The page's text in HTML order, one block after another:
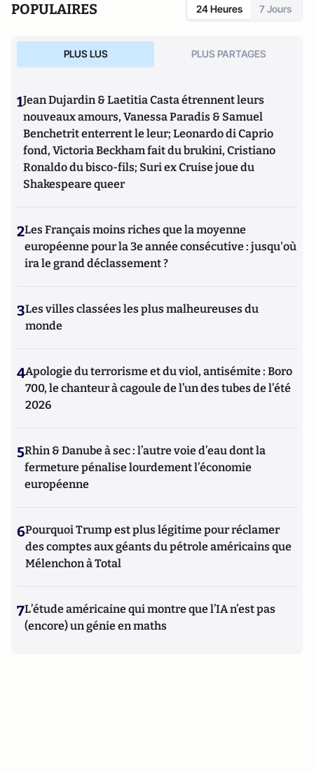
POPULAIRES 24 Heures 7 Jours
PLUS LUS PLUS PARTAGES
1Jean Dujardin & Laetitia Casta étrennent leurs
nouveaux amours, Vanessa Paradis & Samuel
Benchetrit enterrent le leur; Leonardo di Caprio
fond, Victoria Beckham fait du brukini, Cristiano
Ronaldo du bisco-fils; Suri ex Cruise joue du
Shakespeare queer
2Les Français moins riches que la moyenne
européenne pour la 3e année consécutive : jusqu'où
ira le grand déclassement ?
3Les villes classées les plus malheureuses du
monde
4Apologie du terrorisme et du viol, antisémite : Boro
700, le chanteur à cagoule de l’un des tubes de l’été
2026
5Rhin & Danube à sec : l’autre voie d’eau dont la
fermeture pénalise lourdement l’économie
européenne
6Pourquoi Trump est plus légitime pour réclamer
des comptes aux géants du pétrole américains que
Mélenchon à Total
7L’étude américaine qui montre que l’IA n’est pas
(encore) un génie en maths